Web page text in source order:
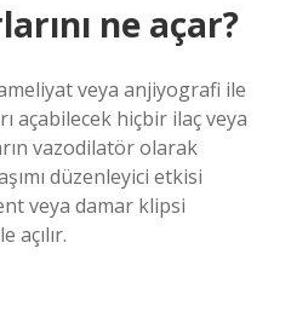
ne açar?
veya anjiyografi ile
açabilecek hiçbir ilaç veya
vazodilatör olarak
düzenleyici etkisi
veya damar klipsi
açılır.